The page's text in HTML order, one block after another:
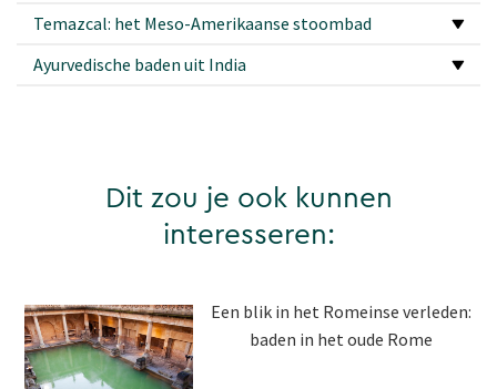
Temazcal: het Meso-Amerikaanse stoombad
Ayurvedische baden uit India
Dit zou je ook kunnen
interesseren:
Een blik in het Romeinse verleden:
baden in het oude Rome